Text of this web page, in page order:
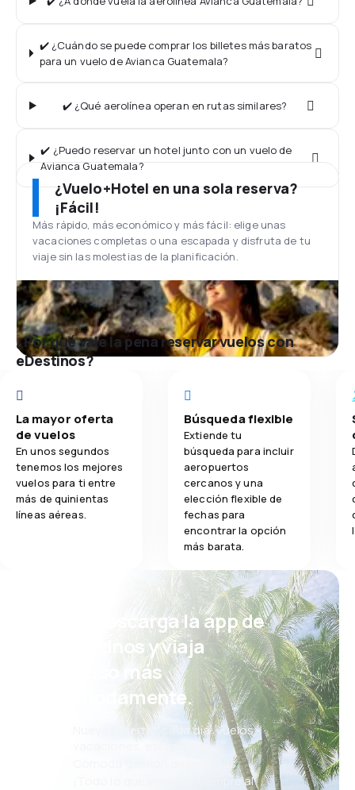
✔️ ¿Cuándo se puede comprar los billetes más baratos
para un vuelo de Avianca Guatemala?
✔️ ¿Qué aerolínea operan en rutas similares?
✔️ ¿Puedo reservar un hotel junto con un vuelo de
Avianca Guatemala?
¿Vuelo+Hotel en una sola reserva?
¡Fácil!
Más rápido, más económico y más fácil: elige unas
vacaciones completas o una escapada y disfruta de tu
viaje sin las molestias de la planificación.
¿Por qué vale la pena reservar vuelos con
eDestinos?
La mayor oferta
de vuelos
En unos segundos
tenemos los mejores
vuelos para ti entre
más de quinientas
líneas aéreas.
Búsqueda flexible
Extiende tu
búsqueda para incluir
aeropuertos
cercanos y una
elección flexible de
fechas para
encontrar la opción
más barata.
¡Eh! Descarga la app de
eDestinos y viaja
incluso más
cómodamente.
Nuevas ofertas cada día: vuelos,
vacaciones, escapadas
Cómoda gestión de reservas
¡Todo lo que importa, siempre al